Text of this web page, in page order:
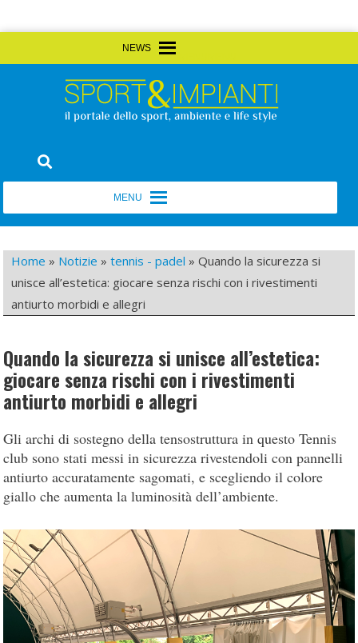
to
Sport&Impianti
Home » Notizie »tennis - padel »Quando la sicurezza si
unisce all’estetica: giocare senza rischi con i rivestimenti
antiurto morbidi e allegri
Quando la sicurezza si unisce all’estetica:
giocare senza rischi con i rivestimenti
antiurto morbidi e allegri
Gli archi di sostegno della tensostruttura in questo Tennis
club sono stati messi in sicurezza rivestendoli con pannelli
antiurto accuratamente sagomati, e scegliendo il colore
giallo che aumenta la luminosità dell’ambiente.